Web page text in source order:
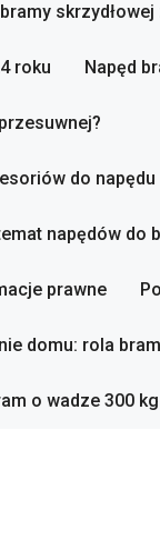
roku Napęd
do
napędów do
prawne
domu: rola
o wadze 300 kg